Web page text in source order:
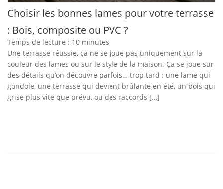
Choisir les bonnes lames pour votre terrasse
: Bois, composite ou PVC ?
Temps de lecture : 10 minutes
Une terrasse réussie, ça ne se joue pas uniquement sur la
couleur des lames ou sur le style de la maison. Ça se joue sur
des détails qu’on découvre parfois… trop tard : une lame qui
gondole, une terrasse qui devient brûlante en été, un bois qui
grise plus vite que prévu, ou des raccords […]